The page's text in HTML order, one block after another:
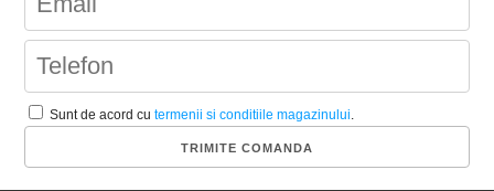
Sunt de acord cutermenii si conditiile magazinului.